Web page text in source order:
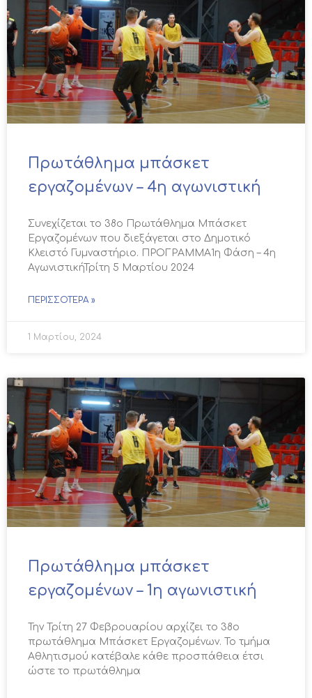
Πρωτάθλημα μπάσκετ
εργαζομένων – 4η αγωνιστική
Συνεχίζεται το 38ο Πρωτάθλημα Μπάσκετ
Εργαζομένων που διεξάγεται στο Δημοτικό
Κλειστό Γυμναστήριο. ΠΡΟΓΡΑΜΜΑ1η Φάση – 4η
ΑγωνιστικήΤρίτη 5 Μαρτίου 2024
ΠΕΡΙΣΣΌΤΕΡΑ »
1 Μαρτίου, 2024
Πρωτάθλημα μπάσκετ
εργαζομένων – 1η αγωνιστική
Την Τρίτη 27 Φεβρουαρίου αρχίζει το 38ο
πρωτάθλημα Μπάσκετ Εργαζομένων. Το τμήμα
Αθλητισμού κατέβαλε κάθε προσπάθεια έτσι
ώστε το πρωτάθλημα